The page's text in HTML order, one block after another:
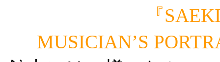
『
MUSICIAN’S